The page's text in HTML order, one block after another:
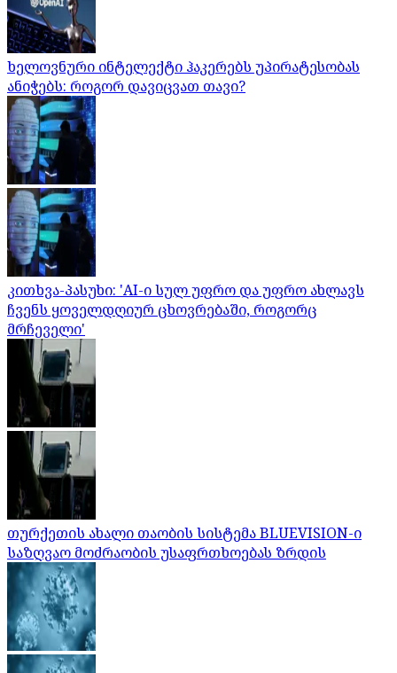
ხელოვნური ინტელექტი ჰაკერებს უპირატესობას
ანიჭებს: როგორ დავიცვათ თავი?
კითხვა-პასუხი: 'AI-ი სულ უფრო და უფრო ახლავს
ჩვენს ყოველდღიურ ცხოვრებაში, როგორც
მრჩეველი'
თურქეთის ახალი თაობის სისტემა BLUEVISION-ი
საზღვაო მოძრაობის უსაფრთხოებას ზრდის